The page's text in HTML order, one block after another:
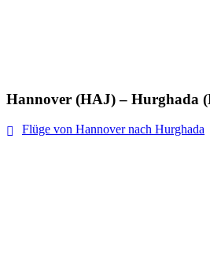
Hannover (HAJ) – Hurghada
Flüge von Hannover nach Hurghada